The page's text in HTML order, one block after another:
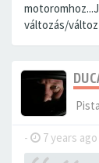
változás/
- 7 years ago